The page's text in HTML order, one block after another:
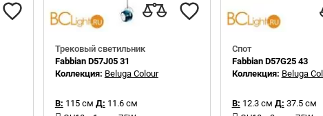
Трековый светильник
Fabbian D57J05 31
Коллекция: Beluga Colour
В: 115 см Д: 11.6 см
Спот
Fabbian D57G25 43
Коллекция: Beluga
В: 12.3 см Д: 37.5 см